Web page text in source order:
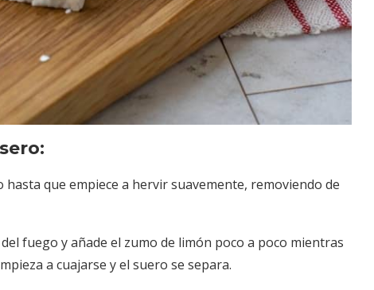
que empiece a hervir suavemente, removiendo de
fuego y añade el zumo de limón poco a poco mientras
a cuajarse y el suero se separa.